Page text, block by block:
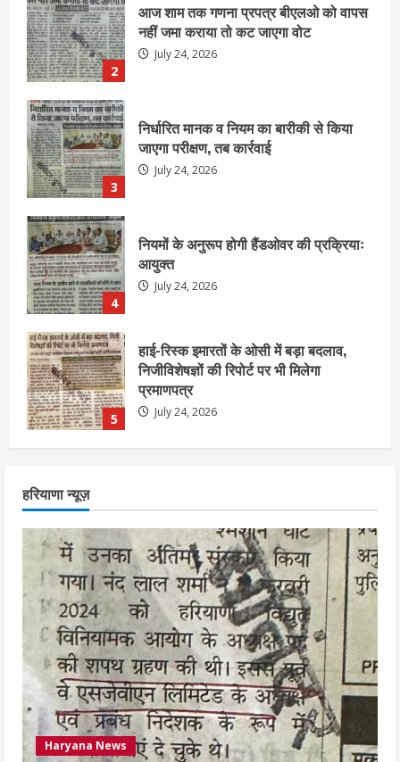
3
निर्धारित मानक व नियम का बारीकी से किया
जाएगा परीक्षण, तब कार्रवाई
July 24, 2026
4
नियमों के अनुरूप होगी हैंडओवर की प्रक्रियाः
आयुक्त
July 24, 2026
5
हाई-रिस्क इमारतों के ओसी में बड़ा बदलाव,
निजीविशेषज्ञों की रिपोर्ट पर भी मिलेगा
प्रमाणपत्र
July 24, 2026
1
एचईआरसी के अध्यक्ष नंद लाल का निधन
July 24, 2026
3
निर्धारित मानक व नियम का बारीकी से किया
जाएगा परीक्षण, तब कार्रवाई
July 24, 2026
नियमों के अनुरूप होगी हैंडओवर की प्रक्रियाः
आयुक्त
July 24, 2026
हरियाणा न्यूज़
Haryana News